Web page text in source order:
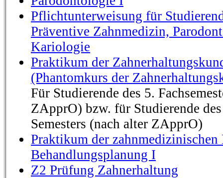
Pflichtunterweisung für
Präventive Zahnmedizin,
Kariologie
Praktikum der
(Phantomkurs der
Für Studierende des 5.
ZApprO) bzw. für Studierende
Semesters (nach alter ZApprO)
Praktikum der
Behandlungsplanung I
Z2 Prüfung Zahnerhaltung